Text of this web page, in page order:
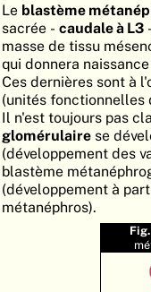
Le blastème
sacrée - caudale à L3
masse de tissu
qui donnera
Ces dernières sont à
(unités fonctionnelles
Il n'est toujours pas
glomérulaire se
(développement des
blastème
(développement à
métanéphros).